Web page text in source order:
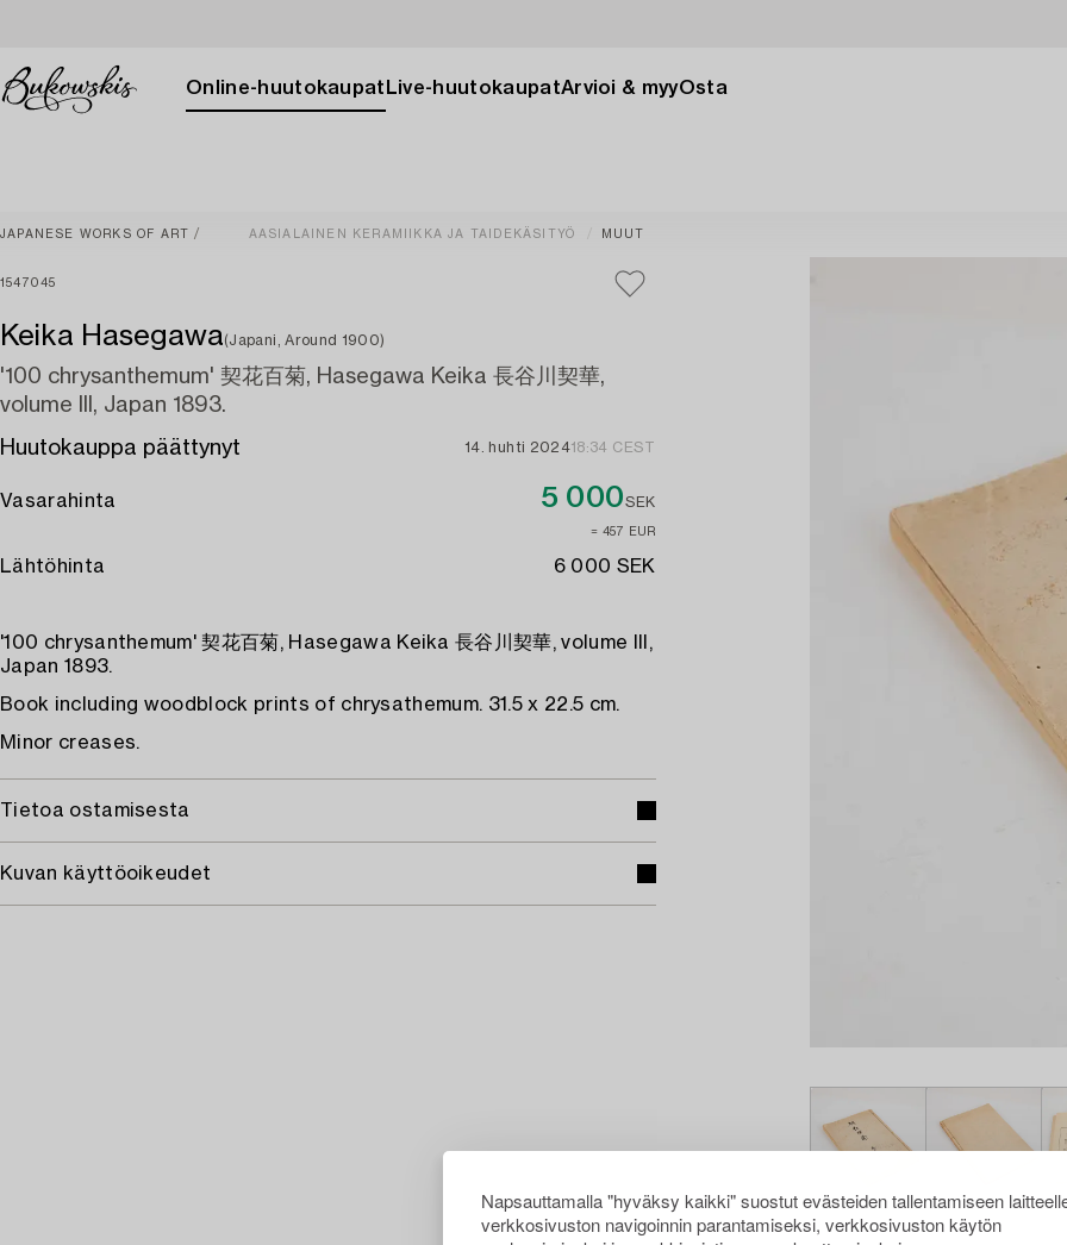
Napsauttamalla "hyväksy kaikki" suostut evästeiden tallentamiseen
verkkosivuston navigoinnin parantamiseksi, verkkosivuston käytön
Online-huutokaupat Live-huutokaupatArvioi & myyOsta
JAPANESE WORKS OF ART AASIALAINEN KERAMIIKKA JA TAIDEKÄSITYÖ MUUT
1547045
Keika Hasegawa(Japani, Around 1900)
'100 chrysanthemum' 契花百菊, Hasegawa Keika 長谷川契華,
volume III, Japan 1893.
Huutokauppa päättynyt
14. huhti 202418:34 CEST
Vasarahinta 5 000SEK
≈ 457 EUR
Lähtöhinta 6 000 SEK
'100 chrysanthemum' 契花百菊, Hasegawa Keika 長谷川契華, volume III,
Japan 1893.
Book including woodblock prints of chrysathemum. 31.5 x 22.5 cm.
Minor creases.
Tietoa ostamisesta
Kuvan käyttöoikeudet